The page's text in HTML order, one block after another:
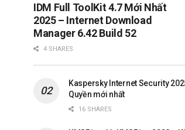
IDM Full ToolKit 4.7 Mới Nhất
2025 – Internet Download
Manager 6.42 Build 52
4 SHARES
Kaspersky Internet Security
Quyền mới nhất
16 SHARES